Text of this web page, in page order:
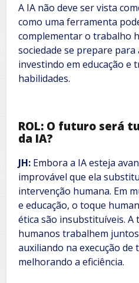
A IA não deve ser vista
como uma ferramenta
complementar o trabalho
sociedade se prepare
investindo em educação e
habilidades.
ROL: O futuro será
da IA?
JH: Embora a IA esteja
improvável que ela
intervenção humana. Em
e educação, o toque
ética são insubstituíveis. A
humanos trabalhem
auxiliando na execução de
melhorando a eficiência.